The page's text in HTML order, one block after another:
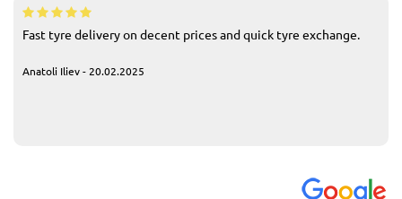
Fast tyre delivery on decent prices and quick tyre exchange.
Anatoli Iliev - 20.02.2025